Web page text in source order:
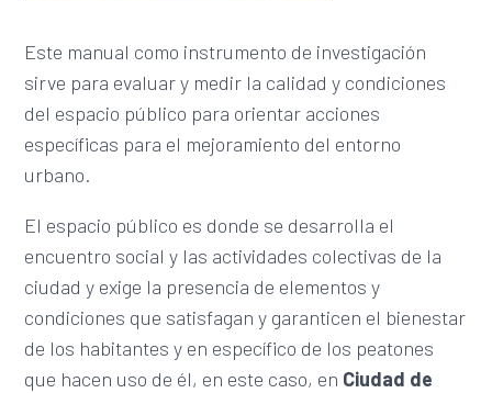
Este manual como instrumento de investigación
sirve para evaluar y medir la calidad y condiciones
del espacio público para orientar acciones
específicas para el mejoramiento del entorno
urbano.
El espacio público es donde se desarrolla el
encuentro social y las actividades colectivas de la
ciudad y exige la presencia de elementos y
condiciones que satisfagan y garanticen el bienestar
de los habitantes y en específico de los peatones
que hacen uso de él, en este caso, en Ciudad de